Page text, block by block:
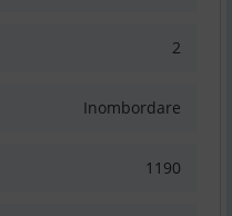
2
Inombordare
1190